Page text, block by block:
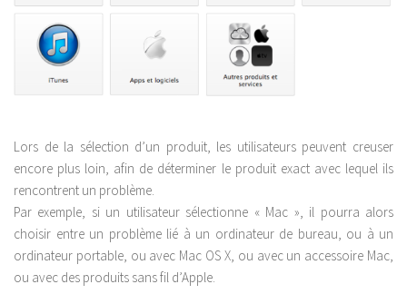
Lors de la sélection d’un produit, les utilisateurs peuvent creuser
encore plus loin, afin de déterminer le produit exact avec lequel ils
rencontrent un problème.
Par exemple, si un utilisateur sélectionne « Mac », il pourra alors
choisir entre un problème lié à un ordinateur de bureau, ou à un
ordinateur portable, ou avec Mac OS X, ou avec un accessoire Mac,
ou avec des produits sans fil d’Apple.